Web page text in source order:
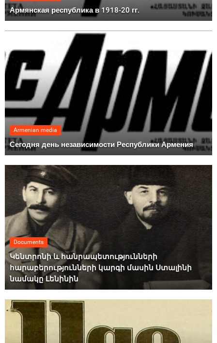
Армянская республика в 1918-20 гг.
Armenian media
Сегодня день независимости Республики Армения
Documents
Կենտրոնի և հանրապետությունների
հարաբերությունների կարգի մասին Ստալինի
նամակը Լենինին